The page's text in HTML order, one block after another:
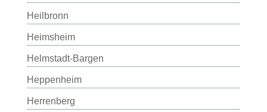
Heilbronn
Heimsheim
Helmstadt-Bargen
Heppenheim
Herrenberg